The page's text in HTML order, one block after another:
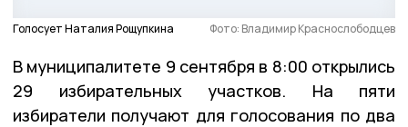
Голосует Наталия Рощупкина Фото: Владимир Краснослободцев
В муниципалитете 9 сентября в 8:00 открылись
29 избирательных участков. На пяти
избиратели получают для голосования по два